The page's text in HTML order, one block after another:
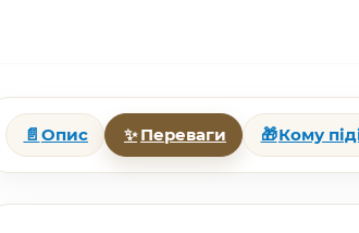
📄 Опис ✨ Переваги 🎁Кому